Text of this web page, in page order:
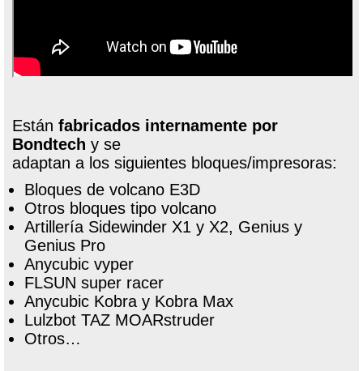
Están fabricados internamente por
Bondtech y se
adaptan a los siguientes bloques/impresoras:
Bloques de volcano E3D
Otros bloques tipo volcano
Artillería Sidewinder X1 y X2, Genius y
Genius Pro
Anycubic vyper
FLSUN super racer
Anycubic Kobra y Kobra Max
Lulzbot TAZ MOARstruder
Otros…